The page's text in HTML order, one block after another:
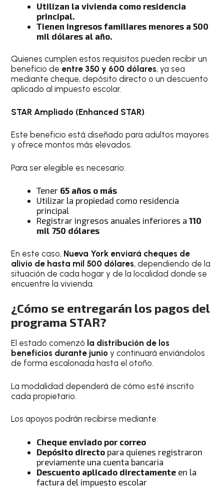
Utilizan la vivienda como residencia
principal.
Tienen ingresos familiares menores a 500
mil dólares al año.
Quienes cumplen estos requisitos pueden recibir un
beneficio de entre 350 y 600 dólares, ya sea
mediante cheque, depósito directo o un descuento
aplicado al impuesto escolar.
STAR Ampliado (Enhanced STAR)
Este beneficio está diseñado para adultos mayores
y ofrece montos más elevados.
Para ser elegible es necesario:
Tener 65 años o más
Utilizar la propiedad como residencia
principal
Registrar ingresos anuales inferiores a110
mil 750 dólares
En este caso, Nueva York enviará cheques de
alivio de hasta mil 500 dólares, dependiendo de la
situación de cada hogar y de la localidad donde se
encuentre la vivienda.
¿Cómo se entregarán los pagos del
programa STAR?
El estado comenzó la distribución de los
beneficios durante junio y continuará enviándolos
de forma escalonada hasta el otoño.
La modalidad dependerá de cómo esté inscrito
cada propietario.
Los apoyos podrán recibirse mediante:
Cheque enviado por correo
Depósito directo para quienes registraron
previamente una cuenta bancaria
Descuento aplicado directamente en la
factura del impuesto escolar